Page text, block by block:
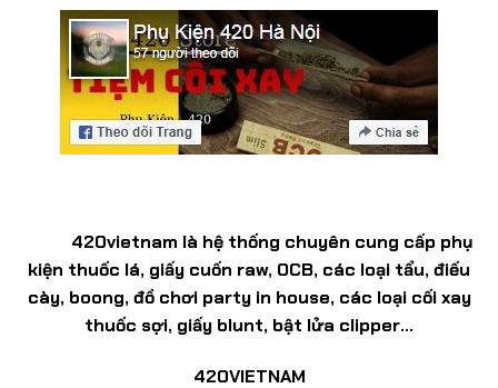
420vietnam là hệ thống chuyên cung cấp phụ
kiện thuốc lá, giấy cuốn raw, OCB, các loại tẩu, điếu
cày, boong, đồ chơi party in house, các loại cối xay
thuốc sợi, giấy blunt, bật lửa clipper…
420VIETNAM